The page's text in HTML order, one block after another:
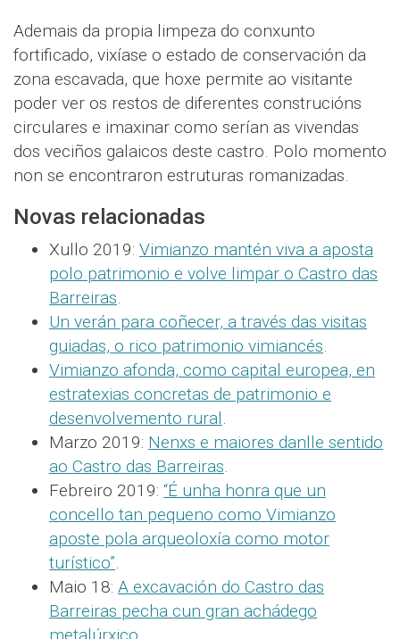
Ademais da propia limpeza do conxunto
fortificado, vixíase o estado de conservación da
zona escavada, que hoxe permite ao visitante
poder ver os restos de diferentes construcións
circulares e imaxinar como serían as vivendas
dos veciños galaicos deste castro. Polo momento
non se encontraron estruturas romanizadas.
Novas relacionadas
Xullo 2019: Vimianzo mantén viva a aposta
polo patrimonio e volve limpar o Castro das
Barreiras.
Un verán para coñecer, a través das visitas
guiadas, o rico patrimonio vimiancés.
Vimianzo afonda, como capital europea, en
estratexias concretas de patrimonio e
desenvolvemento rural.
Marzo 2019: Nenxs e maiores danlle sentido
ao Castro das Barreiras.
Febreiro 2019: “É unha honra que un
concello tan pequeno como Vimianzo
aposte pola arqueoloxía como motor
turístico”.
Maio 18: A excavación do Castro das
Barreiras pecha cun gran achádego